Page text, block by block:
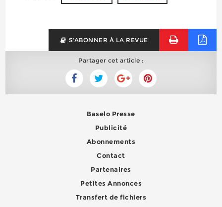
S'ABONNER À LA REVUE
Partager cet article :
Baselo Presse
Publicité
Abonnements
Contact
Partenaires
Petites Annonces
Transfert de fichiers